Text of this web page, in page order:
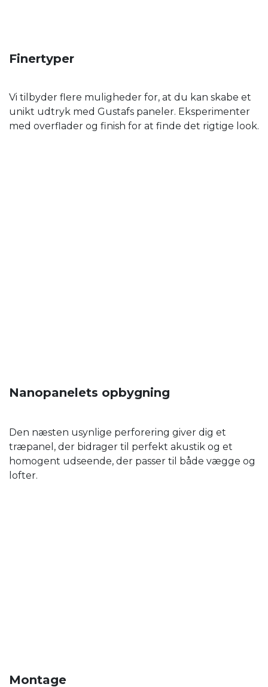
Finertyper
Vi tilbyder flere muligheder for, at du kan skabe et
unikt udtryk med Gustafs paneler. Eksperimenter
med overflader og finish for at finde det rigtige look.
Nanopanelets opbygning
Den næsten usynlige perforering giver dig et
træpanel, der bidrager til perfekt akustik og et
homogent udseende, der passer til både vægge og
lofter.
Montage